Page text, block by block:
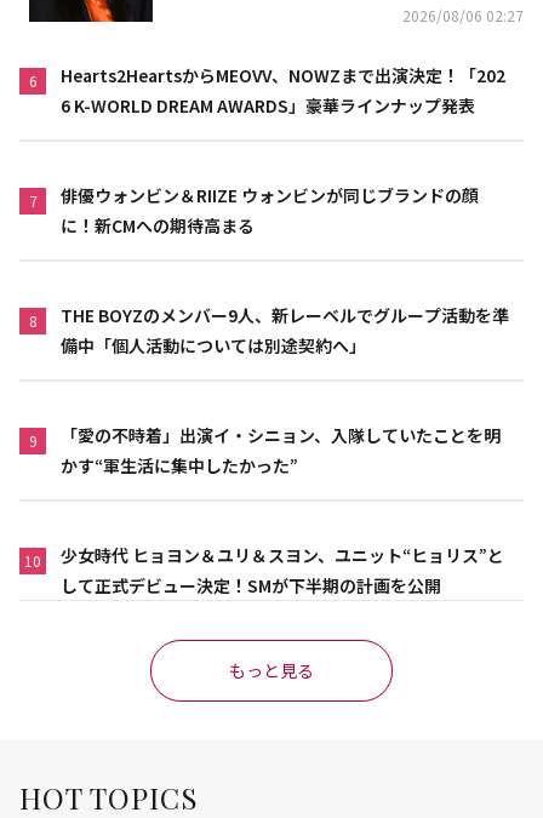
2026/08/06 02:27
6
Hearts2HeartsからMEOVV、NOWZまで出演決定！「202
6 K-WORLD DREAM AWARDS」豪華ラインナップ発表
7
俳優ウォンビン＆RIIZE ウォンビンが同じブランドの顔
に！新CMへの期待高まる
8
THE BOYZのメンバー9人、新レーベルでグループ活動を準
備中「個人活動については別途契約へ」
9
「愛の不時着」出演イ・シニョン、入隊していたことを明
かす“軍生活に集中したかった”
10
少女時代 ヒョヨン＆ユリ＆スヨン、ユニット“ヒョリス”と
して正式デビュー決定！SMが下半期の計画を公開
もっと見る
HOT TOPICS